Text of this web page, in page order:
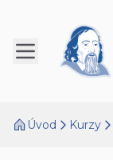
Úvod Kurzy